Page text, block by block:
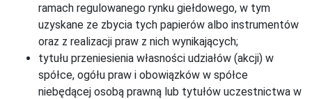
ramach regulowanego rynku giełdowego, w tym
uzyskane ze zbycia tych papierów albo instrumentów
oraz z realizacji praw z nich wynikających;
tytułu przeniesienia własności udziałów (akcji) w
spółce, ogółu praw i obowiązków w spółce
niebędącej osobą prawną lub tytułów uczestnictwa w